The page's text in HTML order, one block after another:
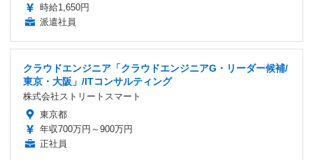
時給1,650円
派遣社員
クラウドエンジニア「クラウドエンジニアG・リーダー候補/
東京・大阪」/ITコンサルティング
株式会社ストリートスマート
東京都
年収700万円～900万円
正社員